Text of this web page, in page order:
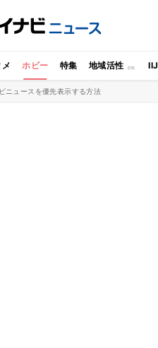
ホビー 特集 地域活性 IIJ
ニュースを優先表示する方法